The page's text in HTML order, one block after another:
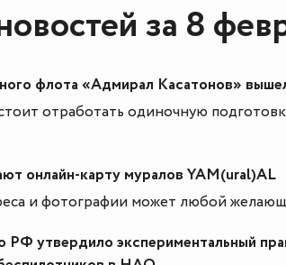
за 8
флота «Адмирал Касатонов»
отработать одиночную
онлайн-карту муралов YAM(ural)AL
и фотографии может любой
РФ утвердило экспериментальный